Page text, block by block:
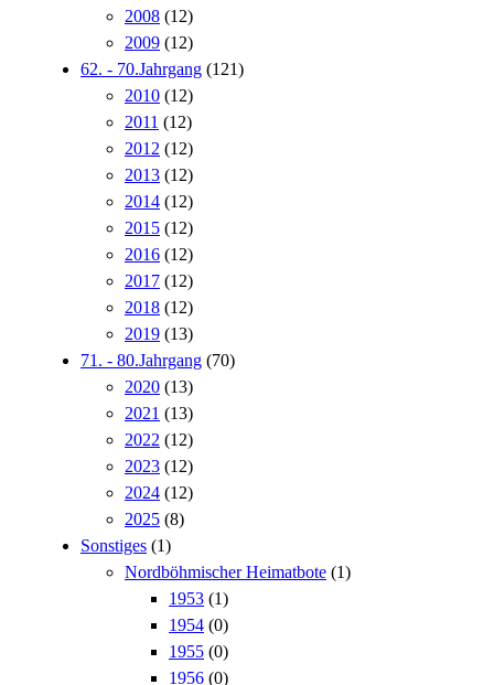
2008 (12)
2009 (12)
62. - 70.Jahrgang (121)
2010 (12)
2011 (12)
2012 (12)
2013 (12)
2014 (12)
2015 (12)
2016 (12)
2017 (12)
2018 (12)
2019 (13)
71. - 80.Jahrgang (70)
2020 (13)
2021 (13)
2022 (12)
2023 (12)
2024 (12)
2025 (8)
Sonstiges (1)
Nordböhmischer Heimatbote (1)
1953 (1)
1954 (0)
1955 (0)
1956 (0)